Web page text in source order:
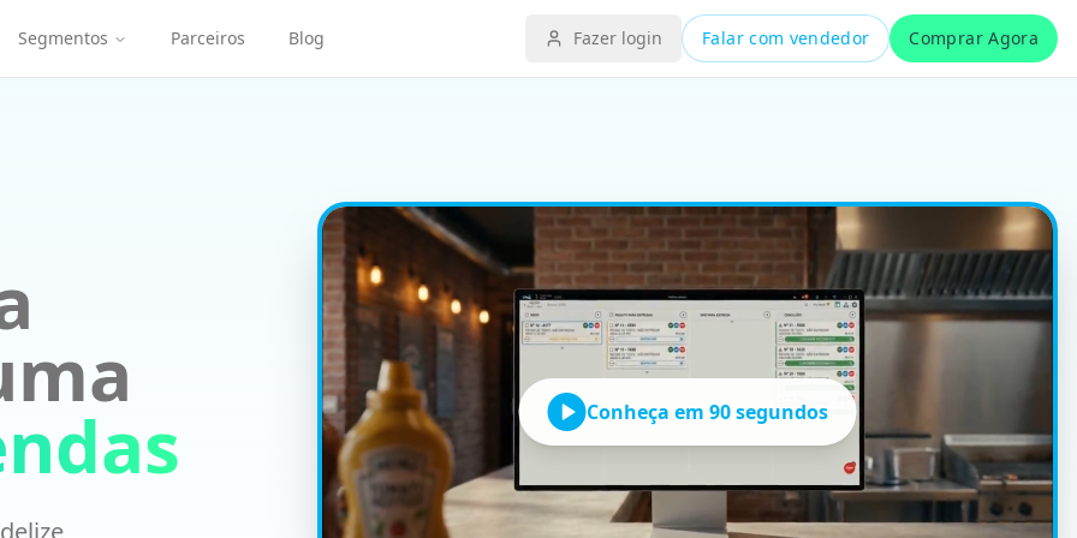
arte) com leitura de código de barras, precificação por unidade ou pacote e Importação de XML de
de estoque mínimo e alerta na volta às aulas — o período de maior giro do ano.
Segmentos Parceiros Blog Fazer login Falar com vendedor Comprar Agora
Conheça em 90 segundos